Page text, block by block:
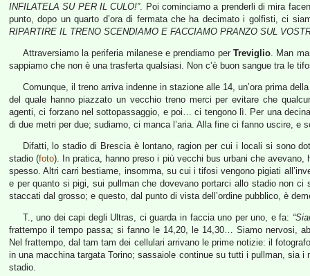
INFILATELA SU PER IL CULO!”. Poi cominciamo a prenderli di mira
punto, dopo un quarto d’ora di fermata che ha decimato i golfisti, ci
RIPARTIRE IL TRENO SCENDIAMO E FACCIAMO PRANZO SUL
Attraversiamo la periferia milanese e prendiamo per Treviglio. Man
sappiamo che non è una trasferta qualsiasi. Non c’è buon sangue tra le
Comunque, il treno arriva indenne in stazione alle 14, un’ora prima
del quale hanno piazzato un vecchio treno merci per evitare che
agenti, ci forzano nel sottopassaggio, e poi… ci tengono lì. Per una
di due metri per due; sudiamo, ci manca l’aria. Alla fine ci fanno uscire, e
Difatti, lo stadio di Brescia è lontano, ragion per cui i locali si sono
stadio (foto). In pratica, hanno preso i più vecchi bus urbani che
spesso. Altri carri bestiame, insomma, su cui i tifosi vengono pigiati
e per quanto si pigi, sui pullman che dovevano portarci allo stadio non
staccati dal grosso; e questo, dal punto di vista dell’ordine pubblico, è
T., uno dei capi degli Ultras, ci guarda in faccia uno per uno, e fa:
frattempo il tempo passa; si fanno le 14,20, le 14,30… Siamo nervosi,
Nel frattempo, dal tam tam dei cellulari arrivano le prime notizie: il
in una macchina targata Torino; sassaiole continue su tutti i pullman, sia
stadio.